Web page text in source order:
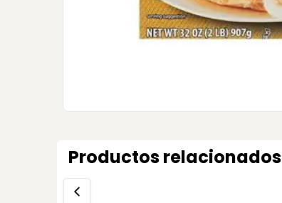
Productos relacionados